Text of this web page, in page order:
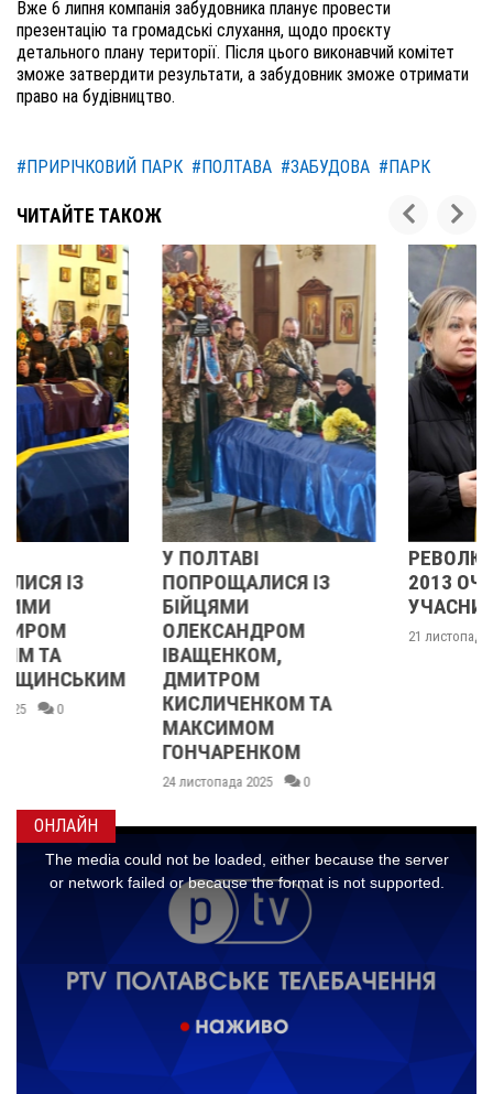
Вже 6 липня компанія забудовника планує провести
презентацію та громадські слухання, щодо проєкту
детального плану території. Після цього виконавчий комітет
зможе затвердити результати, а забудовник зможе отримати
право на будівництво.
#ПРИРІЧКОВИЙ ПАРК #ПОЛТАВА #ЗАБУДОВА #ПАРК
ЧИТАЙТЕ ТАКОЖ
ПОПРОЩАЛИСЯ ІЗ
БІЙЦЯМИ
ОЛЕКСАНДРОМ
ІВАЩЕНКОМ,
ДМИТРОМ
КИСЛИЧЕНКОМ ТА
0
РЕВОЛЮЦІЯ ГІДНОСТІ
2013 ОЧИМА
21 листопада 2025 0
ОНЛАЙН